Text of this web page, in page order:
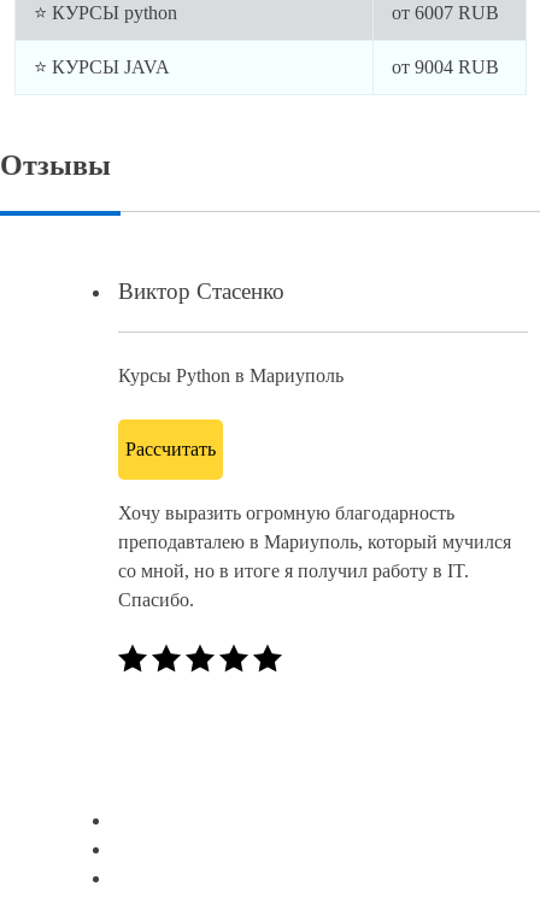
⭐ КУРСЫ python от 6007 RUB
⭐ КУРСЫ JAVA от 9004 RUB
Отзывы
Виктор Стасенко
Курсы Python в Мариуполь
Рассчитать
Хочу выразить огромную благодарность
преподавталею в Мариуполь, который мучился
со мной, но в итоге я получил работу в IT.
Спасибо.